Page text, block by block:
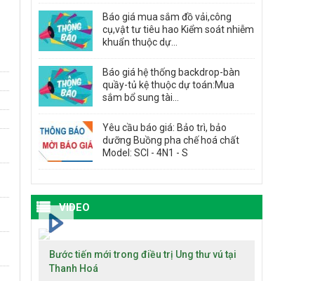
Báo giá mua sắm đồ vải,công
cụ,vật tư tiêu hao Kiểm soát nhiễm
khuẩn thuộc dự...
Báo giá hệ thống backdrop-bàn
quầy-tủ kệ thuộc dự toán:Mua
sắm bổ sung tài...
Yêu cầu báo giá: Bảo trì, bảo
dưỡng Buồng pha chế hoá chất
Model: SCI - 4N1 - S
VIDEO
Bước tiến mới trong điều trị Ung thư vú tại
Thanh Hoá